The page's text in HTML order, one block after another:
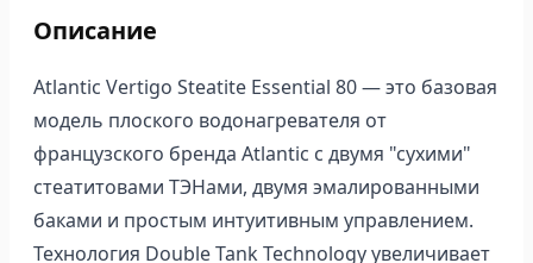
Описание
Atlantic Vertigo Steatite Essential 80 — это базовая
модель плоского водонагревателя от
французского бренда Atlantic с двумя "сухими"
стеатитовами ТЭНами, двумя эмалированными
баками и простым интуитивным управлением.
Технология Double Tank Technology увеличивает